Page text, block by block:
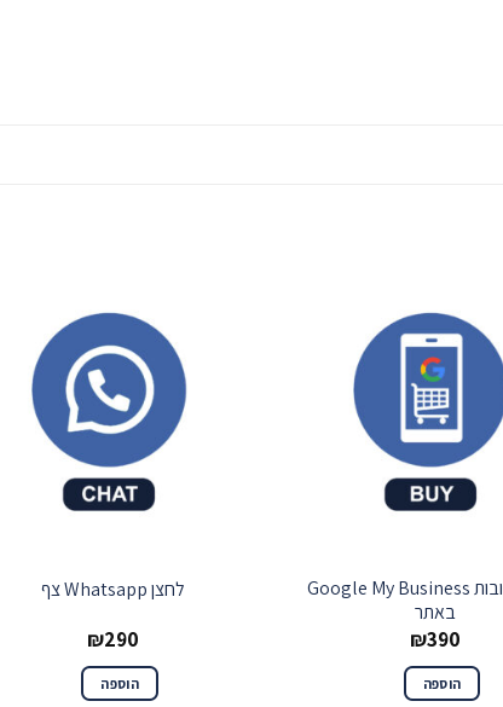
הצגת תגובות Google My Business
באתר
₪390
הוספה
לחצן Whatsapp צף
₪290
הוספה